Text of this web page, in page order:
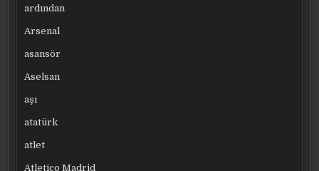
ardından
Arsenal
asansör
Aselsan
aşı
atatürk
atlet
Atletico Madrid